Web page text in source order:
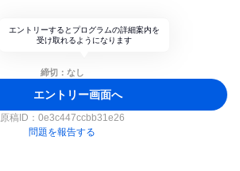
エントリーするとプログラムの詳細案内を
受け取れるようになります
締切：なし
エントリー画面へ
原稿ID： 0e3c447ccbb31e26
問題を報告する